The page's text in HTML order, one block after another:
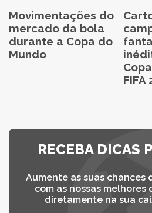
Movimentações do
mercado da bola
durante a Copa do
Mundo
FIFA
RECEBA DICAS
Aumente as suas chances
com as nossas melhores
diretamente na sua